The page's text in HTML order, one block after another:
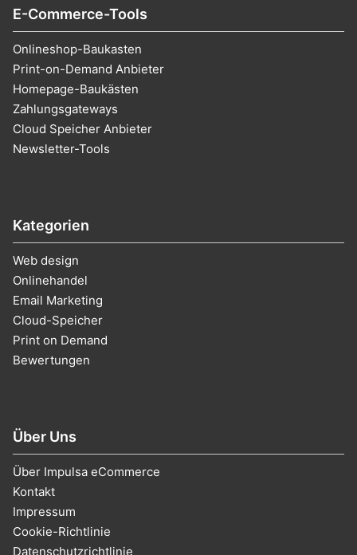
Über Uns
Über Impulsa eCommerce
Kontakt
Impressum
Cookie-Richtlinie
Datenschutzrichtlinie
Kategorien
Web design
Onlinehandel
Email Marketing
Cloud-Speicher
Print on Demand
Bewertungen
E-Commerce-Tools
Onlineshop-Baukasten
Print-on-Demand Anbieter
Homepage-Baukästen
Zahlungsgateways
Cloud Speicher Anbieter
Newsletter-Tools